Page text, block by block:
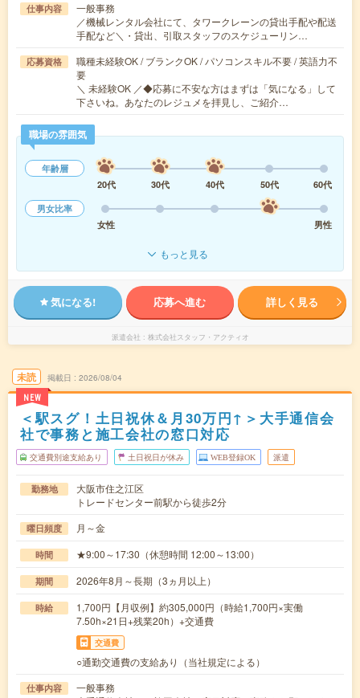
仕事内容
一般事務
／機械レンタル会社にて、タワークレーンの貸出手配や配送
手配など＼・貸出、引取スタッフのスケジューリン…
応募資格
職種未経験OK / ブランクOK / パソコンスキル不要 / 英語力不
要
＼ 未経験OK ／◆応募に不安な方はまずは「気になる」して
下さいね。あなたのレジュメを拝見し、ご紹介…
職場の雰囲気
年齢層
20代
30代 40代 50代
60代
男女比率
女性
男性
もっと見る
気になる! 応募へ進む 詳しく見る
派遣会社 株式会社スタッフ・アクティオ
未読
NEW
掲載日 2026/08/04
＜駅スグ！土日祝休＆月30万円↑＞大手通信会
社で事務と施工会社の窓口対応
交通費別途支給あり 土日祝日が休み WEB登録OK 派遣
勤務地
大阪市住之江区
トレードセンター前駅から徒歩2分
曜日頻度 月～金
時間 ★9:00～17:30（休憩時間 12:00～13:00）
期間 2026年8月～長期（3ヵ月以上）
時給
1,700円【月収例】約305,000円（時給1,700円×実働
7.50h×21日+残業20h）+交通費
交通費
○通勤交通費の支給あり（当社規定による）
仕事内容
一般事務